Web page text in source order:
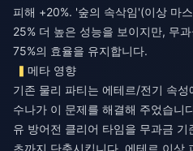
피해 +20%. '숲의 속삭임'(이상 마
25% 더 높은 성능을 보이지만, 무
75%의 효율을 유지합니다.
메타 영향
기존 물리 파티는 에테르/전기 속
수나가 이 문제를 해결해 주었습니
유 방어전 클리어 타임을 무과금 기
초까지 단축시킵니다. 에테르 이상